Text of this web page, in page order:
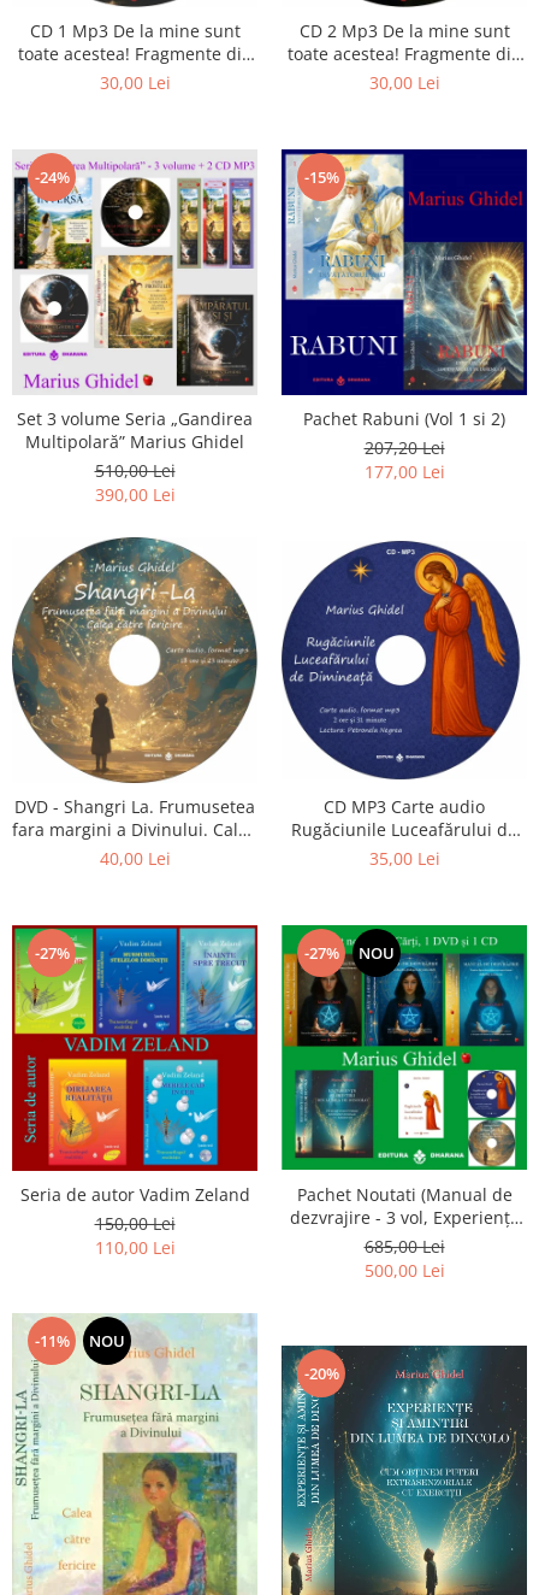
Literatura
Psihologie
Stiinta
CD 1 Mp3 De la mine sunt
toate acestea! Fragmente din
cărțile lui Marius Ghidel
30,00 Lei
CD 2 Mp3 De la mine sunt
toate acestea! Fragmente din
cărțile lui Marius Ghidel
30,00 Lei
-24%
Set 3 volume Seria „Gandirea
Multipolară” Marius Ghidel
510,00 Lei
390,00 Lei
-15%
Pachet Rabuni (Vol 1 si 2)
207,20 Lei
177,00 Lei
DVD - Shangri La. Frumusetea
fara margini a Divinului. Calea
catre fericire
40,00 Lei
CD MP3 Carte audio
Rugăciunile Luceafărului de
dimineață
35,00 Lei
-27%
Seria de autor Vadim Zeland
150,00 Lei
110,00 Lei
-27% NOU
Pachet Noutati (Manual de
dezvrajire - 3 vol, Experiențe
și amintiri, Rugăciunile
Luceafarului de dimineata) -
Marius Ghidel
685,00 Lei
500,00 Lei
-11% NOU
-20%